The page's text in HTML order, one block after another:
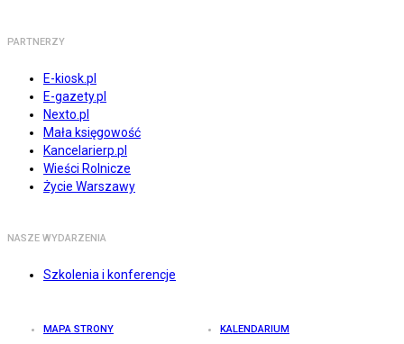
PARTNERZY
E-kiosk.pl
E-gazety.pl
Nexto.pl
Mała księgowość
Kancelarierp.pl
Wieści Rolnicze
Życie Warszawy
NASZE WYDARZENIA
Szkolenia i konferencje
MAPA STRONY KALENDARIUM